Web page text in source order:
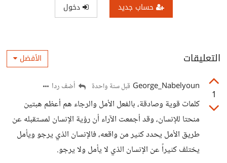
حساب جديد دخول
التعليقات الأفضل
1
George_Nabelyoun قبل سنة واحدة أضف ردا
كلمات قوية وصادقة، بالفعل الأمل والرجاء هم أعظم هبتين
منحتا للإنسان، وقد أجمعت الآراء أن رؤية الإنسان لمستقبله عن
طريق الأمل يحدد كثير من واقعه، فالإنسان الذي يرجو ويأمل
يختلف كثيراً عن الإنسان الذي لا يأمل ولا يرجو.